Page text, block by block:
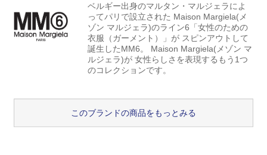
ベルギー出身のマルタン・マルジェラによ
ってパリで設立された Maison Margiela(メ
ゾン マルジェラ)のライン6「女性のための
衣服（ガーメント）」が スピンアウトして
誕生したMM6。 Maison Margiela(メゾン マ
ルジェラ)が 女性らしさを表現するもう1つ
のコレクションです。
このブランドの商品をもっとみる